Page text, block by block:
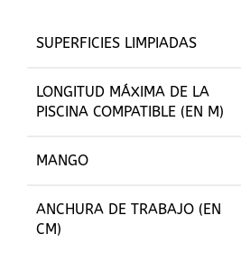
SUPERFICIES LIMPIADAS
LONGITUD MÁXIMA DE LA
PISCINA COMPATIBLE (EN M)
MANGO
ANCHURA DE TRABAJO (EN
CM)